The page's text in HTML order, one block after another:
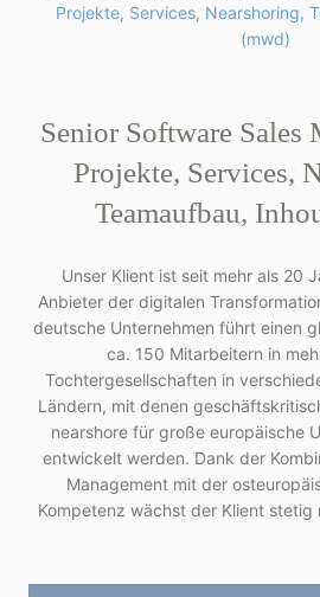
Projekte, Services, Nearshoring,
(mwd)
Senior Software Sales
Projekte, Services,
Teamaufbau,
Unser Klient ist seit mehr als 20
Anbieter der digitalen
deutsche Unternehmen führt einen
ca. 150 Mitarbeitern in
Tochtergesellschaften in
Ländern, mit denen
nearshore für große europäische
entwickelt werden. Dank der
Management mit der
Kompetenz wächst der Klient stetig